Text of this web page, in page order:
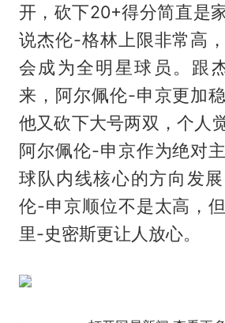
开，砍下20+得分简直是
说杰伦-格林上限非常高
会成为全明星球员。跟
来，阿尔佩伦-申京更加
他又砍下大号两双，个人
阿尔佩伦-申京作为绝对
球队内线核心的方向发
伦-申京顺位不是太高，
里-史密斯更让人放心。